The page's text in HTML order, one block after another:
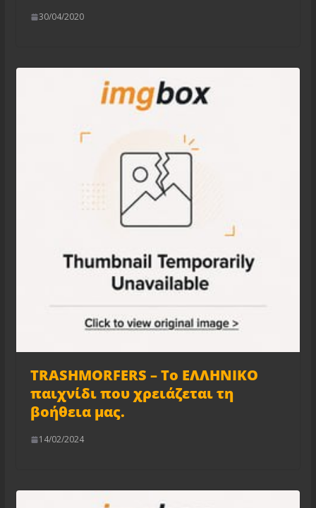
30/04/2020
TRASHMORFERS – Το ΕΛΛΗΝΙΚΟ
παιχνίδι που χρειάζεται τη
βοήθεια μας.
14/02/2024